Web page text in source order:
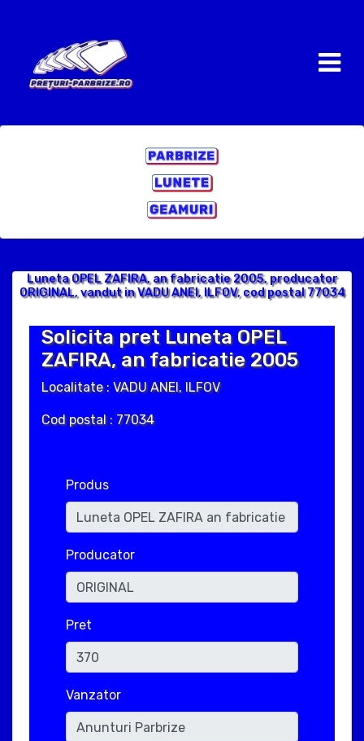
Luneta OPEL ZAFIRA, an fabricatie 2005, producator
ORIGINAL, vandut in VADU ANEI, ILFOV, cod postal 77034
Solicita pret Luneta OPEL
ZAFIRA, an fabricatie 2005
Localitate : VADU ANEI, ILFOV
Cod postal : 77034
Produs
Producator
Pret
Vanzator